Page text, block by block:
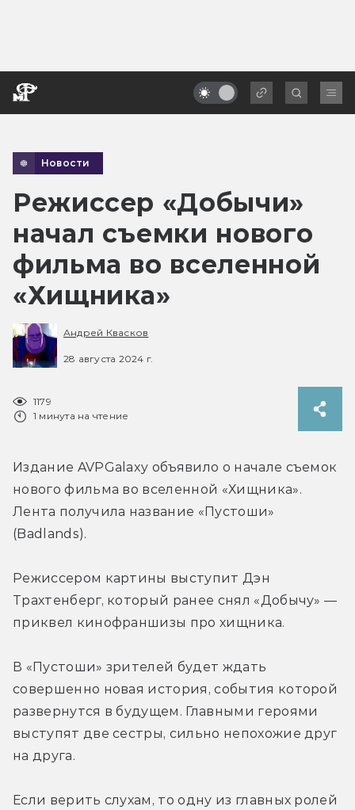
Новости
Режиссер «Добычи»
начал съемки нового
фильма во вселенной
«Хищника»
Андрей Квасков
28 августа 2024 г.
1179
1 минута на чтение
Издание AVPGalaxy объявило о начале съемок
нового фильма во вселенной «Хищника».
Лента получила название «Пустоши»
(Badlands).
Режиссером картины выступит Дэн
Трахтенберг, который ранее снял «Добычу» —
приквел кинофраншизы про хищника.
В «Пустоши» зрителей будет ждать
совершенно новая история, события которой
развернутся в будущем. Главными героями
выступят две сестры, сильно непохожие друг
на друга.
Если верить слухам, то одну из главных ролей